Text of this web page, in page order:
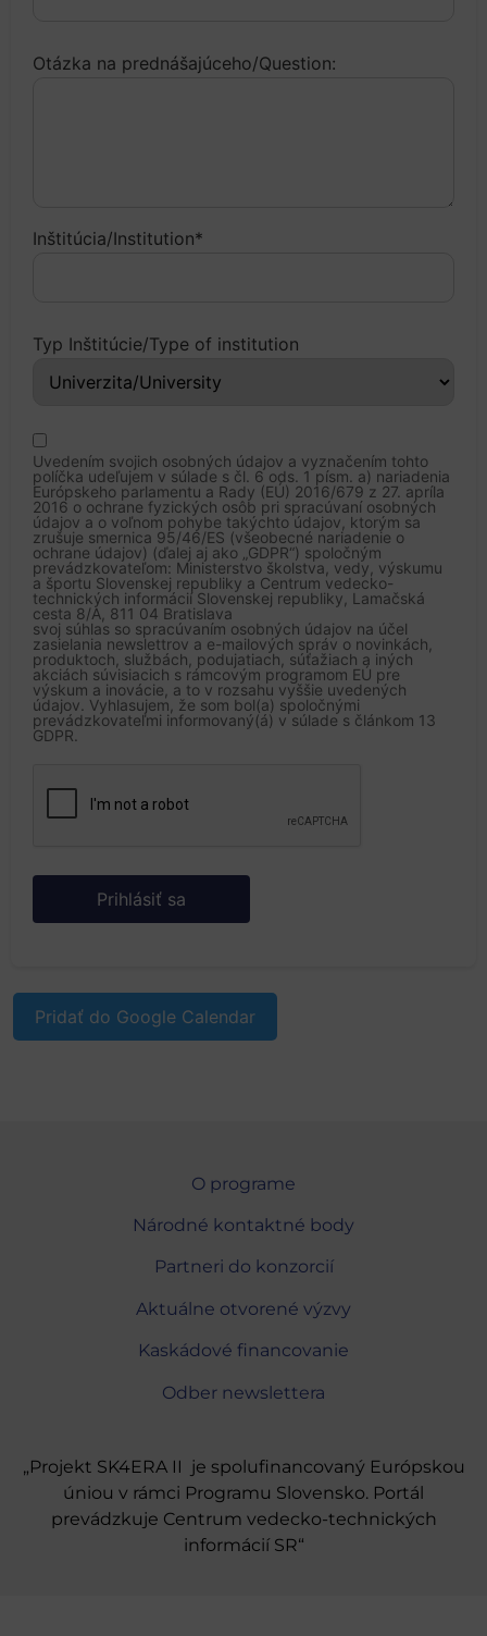
Otázka na prednášajúceho/Question:
Inštitúcia/Institution*
Typ Inštitúcie/Type of institution
Uvedením svojich osobných údajov a vyznačením tohto
políčka udeľujem v súlade s čl. 6 ods. 1 písm. a) nariadenia
Európskeho parlamentu a Rady (EÚ) 2016/679 z 27. apríla
2016 o ochrane fyzických osôb pri spracúvaní osobných
údajov a o voľnom pohybe takýchto údajov, ktorým sa
zrušuje smernica 95/46/ES (všeobecné nariadenie o
ochrane údajov) (ďalej aj ako „GDPR“) spoločným
prevádzkovateľom: Ministerstvo školstva, vedy, výskumu
a športu Slovenskej republiky a Centrum vedecko-
technických informácií Slovenskej republiky, Lamačská
cesta 8/A, 811 04 Bratislava
svoj súhlas so spracúvaním osobných údajov na účel
zasielania newslettrov a e-mailových správ o novinkách,
produktoch, službách, podujatiach, súťažiach a iných
akciách súvisiacich s rámcovým programom EÚ pre
výskum a inovácie, a to v rozsahu vyššie uvedených
údajov. Vyhlasujem, že som bol(a) spoločnými
prevádzkovateľmi informovaný(á) v súlade s článkom 13
GDPR.
Pridať do Google Calendar
O programe
Národné kontaktné body
Partneri do konzorcií
Aktuálne otvorené výzvy
Kaskádové financovanie
Odber newslettera
„Projekt SK4ERA II je spolufinancovaný Európskou
úniou v rámci Programu Slovensko. Portál
prevádzkuje Centrum vedecko-technických
informácií SR“